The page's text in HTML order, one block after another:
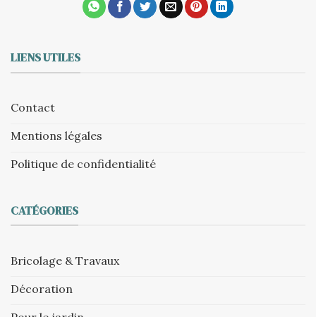
LIENS UTILES
Contact
Mentions légales
Politique de confidentialité
CATÉGORIES
Bricolage & Travaux
Décoration